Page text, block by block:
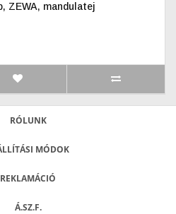
ZEWA, mandulatej
RÓLUNK
MÓDOK
REKLAMÁCIÓ
Á.SZ.F.